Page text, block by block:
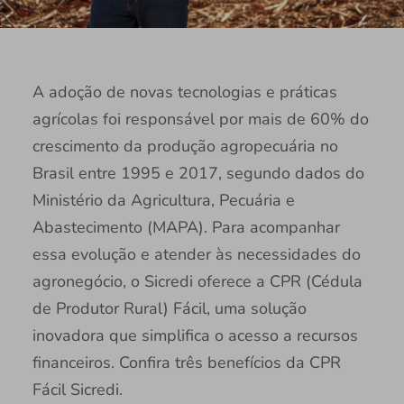
A adoção de novas tecnologias e práticas
agrícolas foi responsável por mais de 60% do
crescimento da produção agropecuária no
Brasil entre 1995 e 2017, segundo dados do
Ministério da Agricultura, Pecuária e
Abastecimento (MAPA). Para acompanhar
essa evolução e atender às necessidades do
agronegócio, o Sicredi oferece a CPR (Cédula
de Produtor Rural) Fácil, uma solução
inovadora que simplifica o acesso a recursos
financeiros. Confira três benefícios da CPR
Fácil Sicredi.